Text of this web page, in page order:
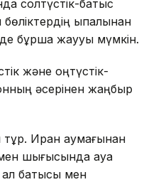
солтүстік-батыс
ықпалынан
бұршақ жаууы мүмкін.
және оңтүстік-
әсерінен жаңбыр
тұр. Иран аумағынан
мен шығысында ауа
ал батысы мен